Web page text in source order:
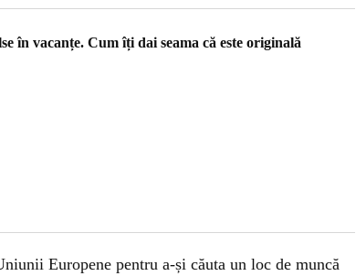
în vacanțe. Cum îți dai seama că este originală
Europene pentru a-și căuta un loc de muncă